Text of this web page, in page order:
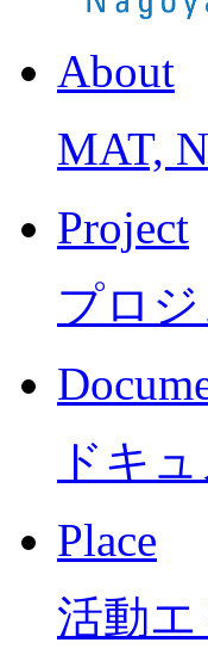
About
MAT,
Project
プロ
ドキ
Place
活動